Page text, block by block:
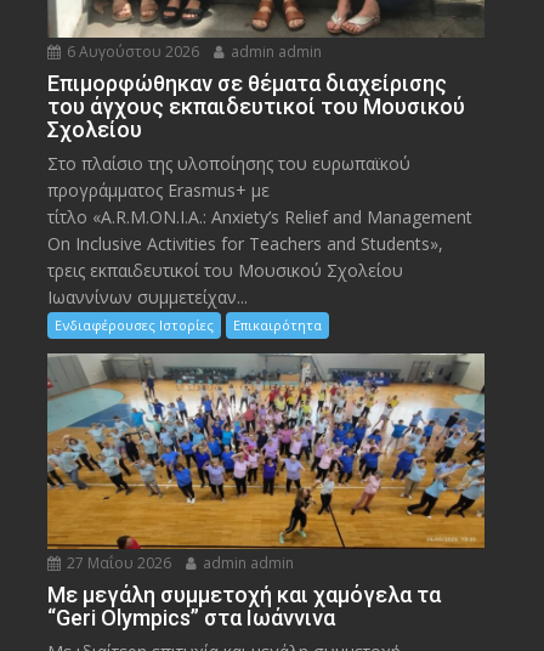
6 Αυγούστου 2026 admin admin
Eπιμορφώθηκαν σε θέματα διαχείρισης
του άγχους εκπαιδευτικοί του Μουσικού
Σχολείου
Στο πλαίσιο της υλοποίησης του ευρωπαϊκού
προγράμματος Erasmus+ με
τίτλο «A.R.M.ON.I.A.: Anxiety’s Relief and Management
On Inclusive Activities for Teachers and Students»,
τρεις εκπαιδευτικοί του Μουσικού Σχολείου
Ιωαννίνων συμμετείχαν...
Ενδιαφέρουσες Ιστορίες Επικαιρότητα
27 Μαΐου 2026 admin admin
Με μεγάλη συμμετοχή και χαμόγελα τα
“Geri Olympics” στα Ιωάννινα